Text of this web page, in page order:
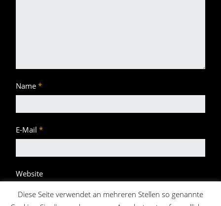
Name *
E-Mail *
Website
Diese Seite verwendet an mehreren Stellen so genannte